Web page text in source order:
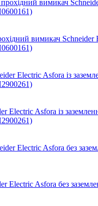
вимикач Schneider
Electric Asfora із
Electric Asfora без